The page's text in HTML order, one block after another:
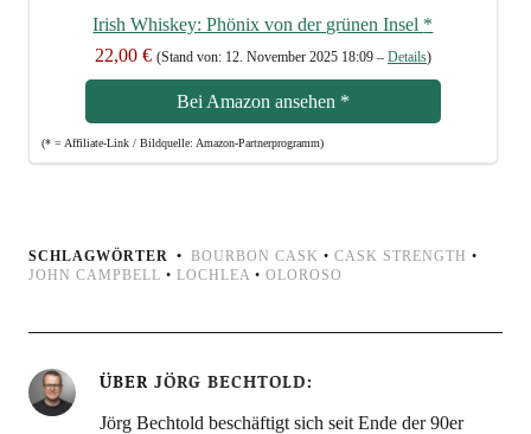
Irish Whis­key: Phö­nix von der grü­nen Insel *
22,00 € (Stand von: 12. Novem­ber 2025 18:09 – Details)
Bei Ama­zon anse­hen *
(* = Affi­lia­te-Link / Bild­quel­le: Amazon-Partnerprogramm)
SCHLAGWÖRTER BOURBON CASK • CASK STRENGTH •
JOHN CAMPBELL • LOCHLEA • OLOROSO
ÜBER JÖRG BECHTOLD
Jörg Bechtold beschäftigt sich seit Ende der 90er